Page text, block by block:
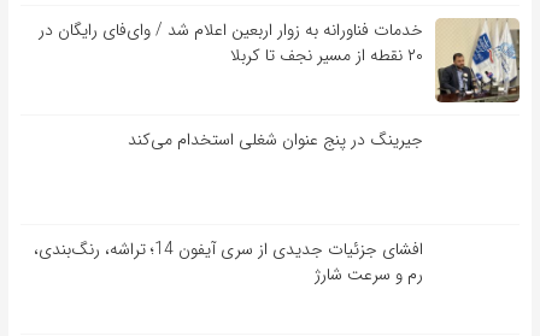
خدمات فناورانه به زوار اربعین اعلام شد / وای‌فای رایگان در
۲۰ نقطه از مسیر نجف تا کربلا
جیرینگ در پنج عنوان شغلی استخدام می‌کند
افشای جزئیات جدیدی از سری آیفون 14؛ تراشه، رنگ‌بندی،
رم و سرعت شارژ